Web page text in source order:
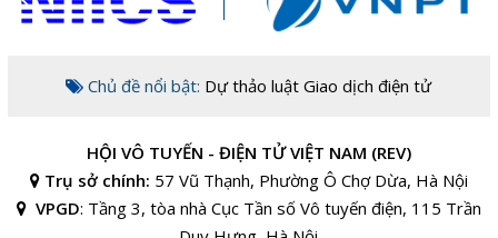
Chủ đề nổi bật: Dự thảo luật Giao dịch điện tử
HỘI VÔ TUYẾN - ĐIỆN TỬ VIỆT NAM (REV)
Trụ sở chính: 57 Vũ Thạnh, Phường Ô Chợ Dừa, Hà Nội
VPGD: Tầng 3, tòa nhà Cục Tần số Vô tuyến điện, 115 Trần